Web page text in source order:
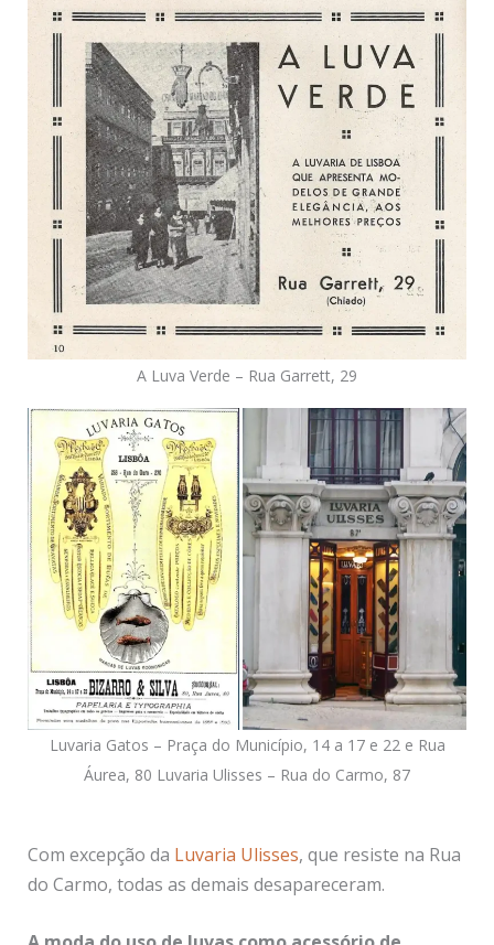
A Luva Verde – Rua Garrett, 29
Luvaria Gatos – Praça do Município, 14 a 17 e 22 e Rua
Áurea, 80 Luvaria Ulisses – Rua do Carmo, 87
Com excepção da Luvaria Ulisses, que resiste na Rua
do Carmo, todas as demais desapareceram.